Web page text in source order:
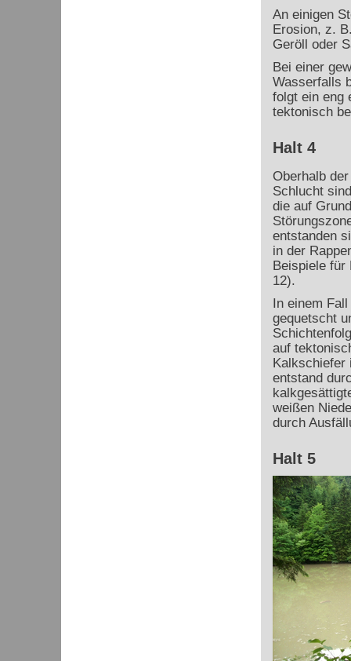
An einigen
Erosion, z.
Geröll oder
Bei einer
Wasserfalls
folgt ein eng
tektonisch
Halt 4
Oberhalb
Schlucht
die auf
entstanden
in der
Beispiele für
12).
In einem
gequetscht
auf
Kalkschiefer
entstand
weißen
durch
Halt 5